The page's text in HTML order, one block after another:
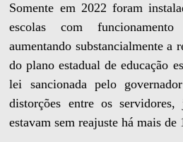
Somente em 2022 foram
escolas com
aumentando substancialmente a
do plano estadual de educação
lei sancionada pelo
distorções entre os
estavam sem reajuste há mais de